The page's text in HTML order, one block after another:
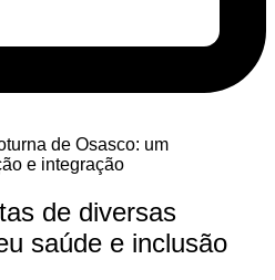
de diversas
saúde e inclusão